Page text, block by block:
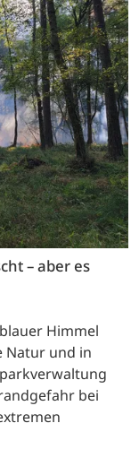
– aber es
Himmel
Natur und in
bei